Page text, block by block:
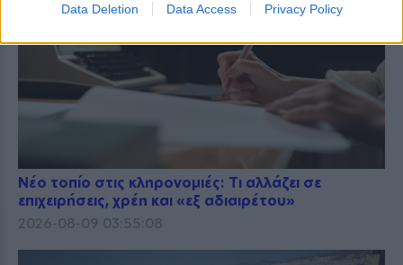
Data Deletion Data Access Privacy Policy
Νέο τοπίο στις κληρονομιές: Τι αλλάζει σε
επιχειρήσεις, χρέη και «εξ αδιαιρέτου»
2026-08-09 03:55:08